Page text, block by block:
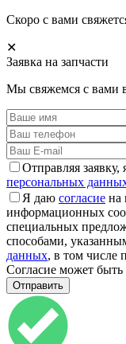
Скоро с вами
✕
Заявка на запчасти
Мы свяжемся с вами
Отправляя заявку,
персональных
Я даю согласие на
информационных
специальных
способами,
данных, в том числе
Согласие может